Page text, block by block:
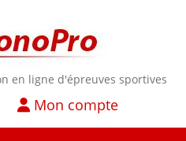
en ligne d'épreuves sportives
Mon compte